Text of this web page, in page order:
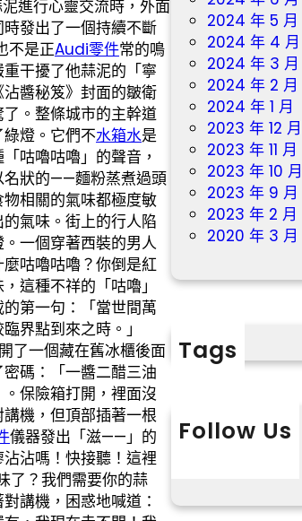
進行心靈交流時，外面
發出了一個持續不斷
不是正Audi零件常的鳴
干擾了他蒜泥的「寧
醬秘笈》封面的皺衛
。整條城市的主幹道
燈。它們不水箱水是
咕嚕咕嚕」的聲音，
名狀的——麵粉蒸煮過頭
相關的氣味都極度敏
氣味。街上的行人陷
一個穿著西裝的男人
咕嚕咕嚕？你倒是紅
這種不祥的「咕嚕」
第一句：「當世間萬
界點到來之時。」
了一個藏在舊冰櫃後面
碼：「一醬二醋三油
保險箱打開，裡面沒
機，但頂部插著一根
儀器發出「滋——」的
沾嗎！快接聽！這裡
了？我們需要你的蒜
講機，困惑地喊道：
2024 年 5 月
2024 年 4 月
2024 年 3 月
2024 年 2 月
2024 年 1 月
2023 年 12 月
2023 年 11 月
2023 年 10
2023 年 9 月
2023 年 2 月
2020 年 3 月
Tags
Follow Us